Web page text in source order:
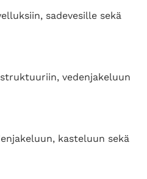
sadevesille sekä
vedenjakeluun
kasteluun sekä